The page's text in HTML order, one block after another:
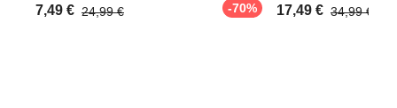
7,49 € 24,99 € -70%
17,49 € 34,99 €